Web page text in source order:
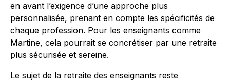
en avant l’exigence d’une approche plus
personnalisée, prenant en compte les spécificités de
chaque profession. Pour les enseignants comme
Martine, cela pourrait se concrétiser par une retraite
plus sécurisée et sereine.
Le sujet de la retraite des enseignants reste